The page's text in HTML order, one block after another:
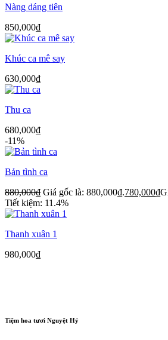
Nàng dáng tiên
850,000₫
Khúc ca mê say
630,000₫
Thu ca
680,000₫
-11%
Bản tình ca
880,000₫ Giá gốc là: 880,000₫.780,000₫
Tiết kiệm: 11.4%
Thanh xuân 1
980,000₫
Tiệm hoa tươi Nguyệt Hỷ